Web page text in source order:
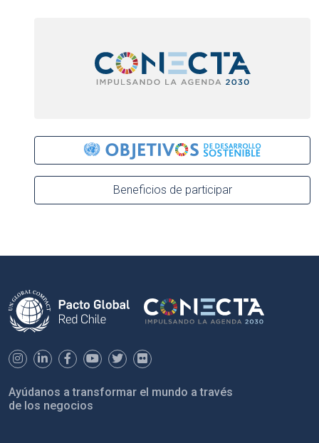
Beneficios de participar
Ayúdanos a transformar el mundo a través
de los negocios